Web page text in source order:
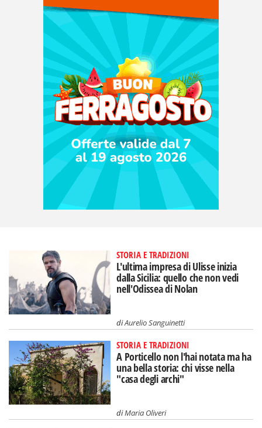
STORIA E TRADIZIONI
L'ultima impresa di Ulisse inizia
dalla Sicilia: quello che non vedi
nell'Odissea di Nolan
diAurelio Sanguinetti
STORIA E TRADIZIONI
A Porticello non l'hai notata ma ha
una bella storia: chi visse nella
"casa degli archi"
diMaria Oliveri